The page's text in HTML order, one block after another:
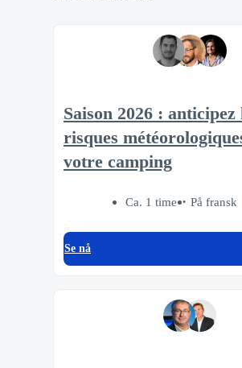
Saison 2026 : anticipez
risques
votre camping
Ca. 1 time På fransk
Se nå